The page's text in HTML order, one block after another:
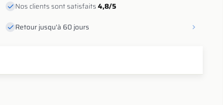
Nos clients sont satisfaits4,8/5
Retour jusqu'à 60 jours